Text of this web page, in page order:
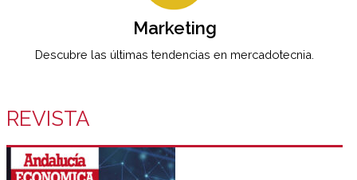
Marketing
Descubre las últimas tendencias en mercadotecnia.
REVISTA